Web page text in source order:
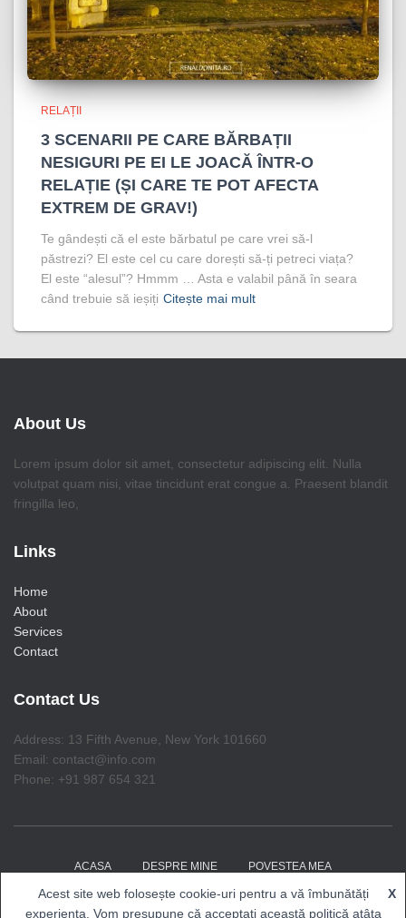
RELAȚII
3 SCENARII PE CARE BĂRBAȚII
NESIGURI PE EI LE JOACĂ ÎNTR-O
RELAȚIE (ȘI CARE TE POT AFECTA
EXTREM DE GRAV!)
Te gândești că el este bărbatul pe care vrei să-l
păstrezi? El este cel cu care dorești să-ți petreci viața?
El este “alesul”? Hmmm … Asta e valabil până în seara
când trebuie să ieșiți Citește mai mult
About Us
Lorem ipsum dolor sit amet, consectetur adipiscing elit. Nulla
volutpat quam nisi, vitae tincidunt erat congue a. Praesent blandit
fringilla leo,
Links
Home
About
Services
Contact
Contact Us
Address: 13 Fifth Avenue, New York 101660
Email: contact@info.com
Phone: +91 987 654 321
ACASA DESPRE MINE POVESTEA MEA
COACHING CU RENALDO EVENIMENTE BLOG
Acest site web folosește cookie-uri pentru a vă îmbunătăți
experiența. Vom presupune că acceptați această politică atâta
X